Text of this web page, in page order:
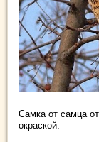
Самка от самца
окраской.